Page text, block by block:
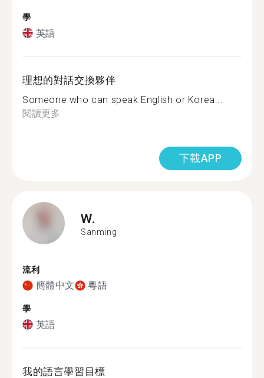
學
英語
理想的對話交換夥伴
Someone who can speak English or Korea...
閱讀更多
下載APP
W.
Sanming
流利
簡體中文 粵語
學
英語
我的語言學習目標